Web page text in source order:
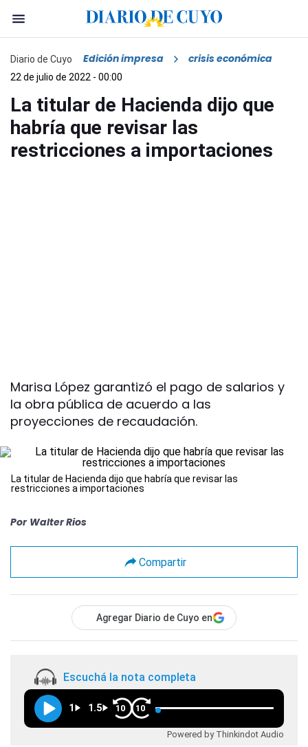
Diario de Cuyo Edición impresa crisis económica
22 de julio de 2022 - 00:00
La titular de Hacienda dijo que
habría que revisar las
restricciones a importaciones
Marisa López garantizó el pago de salarios y
la obra pública de acuerdo a las
proyecciones de recaudación.
La titular de Hacienda dijo que habría que revisar las
restricciones a importaciones
Por Walter Rios
Compartir
Agregar Diario de Cuyo en
Escuchá la nota completa
1 1.5 10 10
Powered by Thinkindot Audio